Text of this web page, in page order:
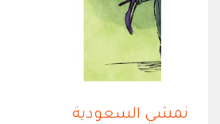
نمشي السعودية